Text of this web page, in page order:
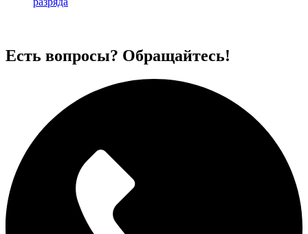
Есть вопросы? Обращайтесь!